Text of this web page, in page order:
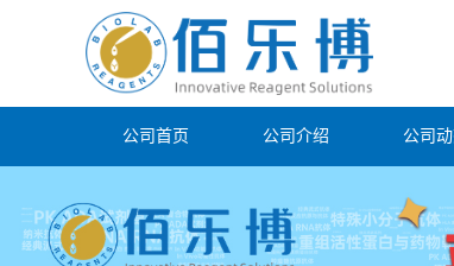
公司首页 公司介绍 公司